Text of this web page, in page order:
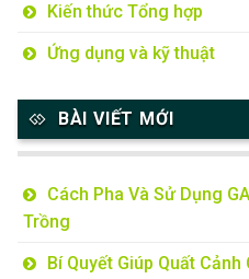
Kiến thức Tổng hợp
Ứng dụng và kỹ thuật
BÀI VIẾT MỚI
Cách Pha Và Sử Dụng
Trồng
Bí Quyết Giúp Quất